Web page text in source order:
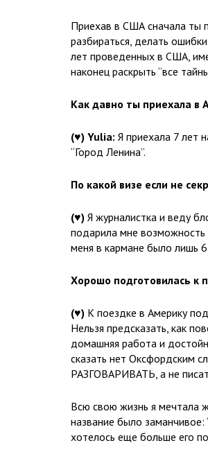
Приехав в США сначала ты
разбираться, делать
лет проведенных в США,
наконец раскрыть “все
Как давно ты приехала в
(♥) Yulia: Я приехала 7 лет
“Город Ленина”.
По какой визе если не
(♥) Я журналистка и веду
подарила мне
меня в кармане было лишь
Хорошо подготовилась к
(♥) К поездке в Америку
Нельзя предсказать, как
домашняя работа и
сказать нет Оксфордским
РАЗГОВАРИВАТЬ, а не
Всю свою жизнь я мечтала
название было заманчивое:
хотелось еще больше его